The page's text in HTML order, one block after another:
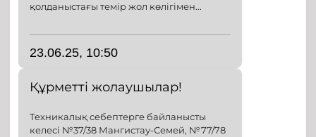
қолданыстағы темір жол көлігімен...
23.06.25, 10:50
Құрметті жолаушылар!
Техникалық себептерге байланысты
келесі №37/38 Мангистау-Семей, №77/78